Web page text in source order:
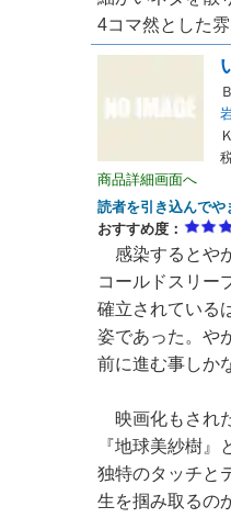
4コマ然とした
商品詳細画面へ
読者を引き込んでや
おすすめ度：
感染するとや
コールドスリー
確立されている
姿であった。や
前に進む事しか
映画化もされ
『地球美紗樹
独特のタッチと
生を掴み取るの